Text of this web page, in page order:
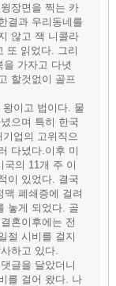
장면을 찍는 카
결과 우리동네를
않고 잭 니콜라
또 읽었다. 그리
가자고 다녓
할것없이 골프
이고 법이다. 물
으며 특히 한국
업의 고위직으
다녔다.이후 미
국의 11개 주 이
이 있었다. 결국
맥 폐쇄증에 걸려
놓게 되었다. 골
혼이후에는 전
절 시비를 걸지
하고 있다.
글을 달았더니
를 걸어 왔다. 나